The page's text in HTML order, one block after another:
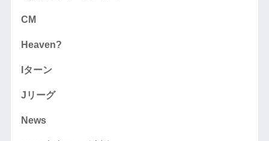
CM
Heaven?
Iターン
Jリーグ
News